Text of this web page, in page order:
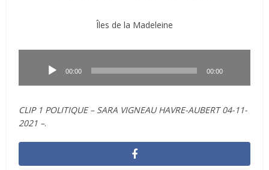
Îles de la Madeleine
00:00 00:00
CLIP 1 POLITIQUE – SARA VIGNEAU HAVRE-AUBERT 04-11-
2021 –.